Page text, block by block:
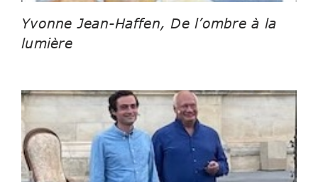
Yvonne Jean-Haffen, De l’ombre à la
lumière